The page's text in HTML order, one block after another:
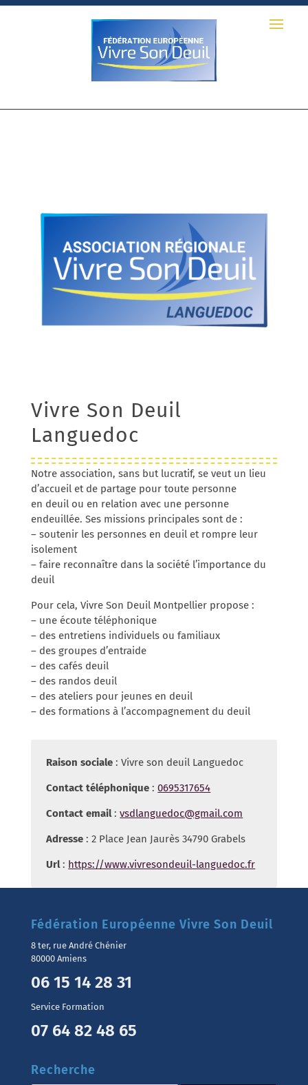
Vivre Son Deuil
Languedoc
Notre association, sans but lucratif, se veut un lieu
d’accueil et de partage pour toute personne
en deuil ou en relation avec une personne
endeuillée. Ses missions principales sont de :
– soutenir les personnes en deuil et rompre leur
isolement
– faire reconnaître dans la société l’importance du
deuil
Pour cela, Vivre Son Deuil Montpellier propose :
– une écoute téléphonique
– des entretiens individuels ou familiaux
– des groupes d’entraide
– des cafés deuil
– des randos deuil
– des ateliers pour jeunes en deuil
– des formations à l’accompagnement du deuil
Raison sociale : Vivre son deuil Languedoc
Contact téléphonique :0695317654
Contact email:vsdlanguedoc@gmail.com
Adresse : 2 Place Jean Jaurès 34790 Grabels
Url: https://www.vivresondeuil-languedoc.fr
Fédération Européenne Vivre Son Deuil
8 ter, rue André Chénier
80000 Amiens
06 15 14 28 31
Service Formation
07 64 82 48 65
Recherche